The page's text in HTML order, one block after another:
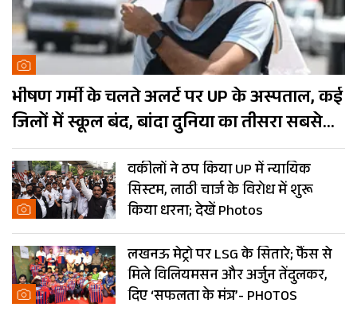
भीषण गर्मी के चलते अलर्ट पर UP के अस्पताल, कई
जिलों में स्कूल बंद, बांदा दुनिया का तीसरा सबसे
गर्म शहर
वकीलों ने ठप किया UP में न्यायिक
सिस्टम, लाठी चार्ज के विरोध में शुरू
किया धरना; देखें Photos
लखनऊ मेट्रो पर LSG के सितारे; फैंस से
मिले विलियमसन और अर्जुन तेंदुलकर,
दिए ‘सफलता के मंत्र’- PHOTOS